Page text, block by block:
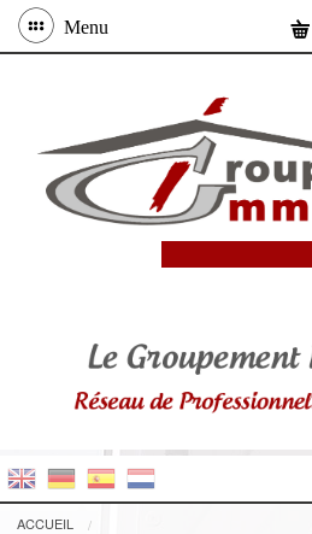
Menu
ACCUEIL